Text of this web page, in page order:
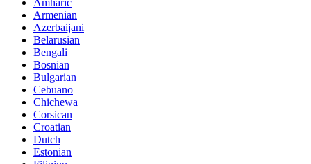
Amharic
Armenian
Azerbaijani
Belarusian
Bengali
Bosnian
Bulgarian
Cebuano
Chichewa
Corsican
Croatian
Dutch
Estonian